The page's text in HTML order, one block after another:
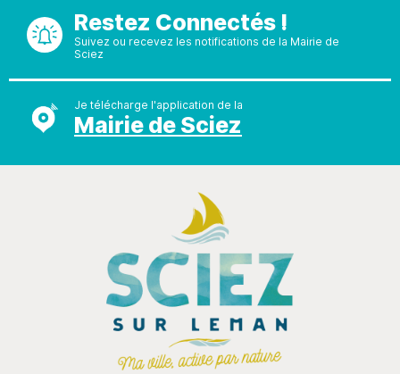
Restez Connectés !
Suivez ou recevez les notifications de la Mairie de
Sciez
Je télécharge l'application de la
Mairie de Sciez